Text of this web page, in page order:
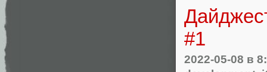
#1
2022-05-08 в